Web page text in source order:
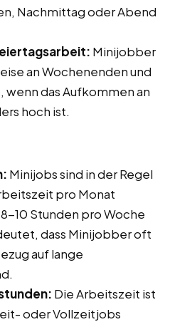
Nachmittag oder Abend
Minijobber
an Wochenenden und
das Aufkommen an
hoch ist.
Minijobs sind in der Regel
pro Monat
10 Stunden pro Woche
dass Minijobber oft
auf lange
Die Arbeitszeit ist
oder Vollzeitjobs